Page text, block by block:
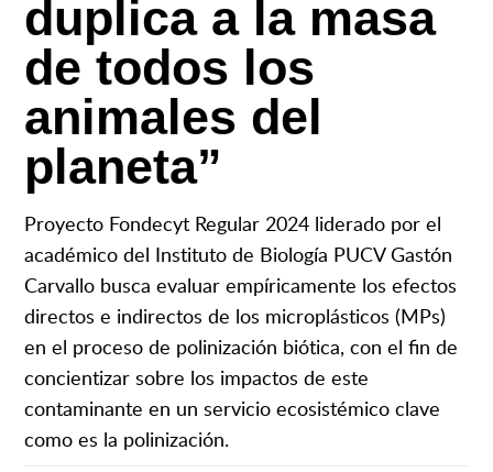
duplica a la masa
de todos los
animales del
planeta”
Proyecto Fondecyt Regular 2024 liderado por el
académico del Instituto de Biología PUCV Gastón
Carvallo busca evaluar empíricamente los efectos
directos e indirectos de los microplásticos (MPs)
en el proceso de polinización biótica, con el fin de
concientizar sobre los impactos de este
contaminante en un servicio ecosistémico clave
como es la polinización.